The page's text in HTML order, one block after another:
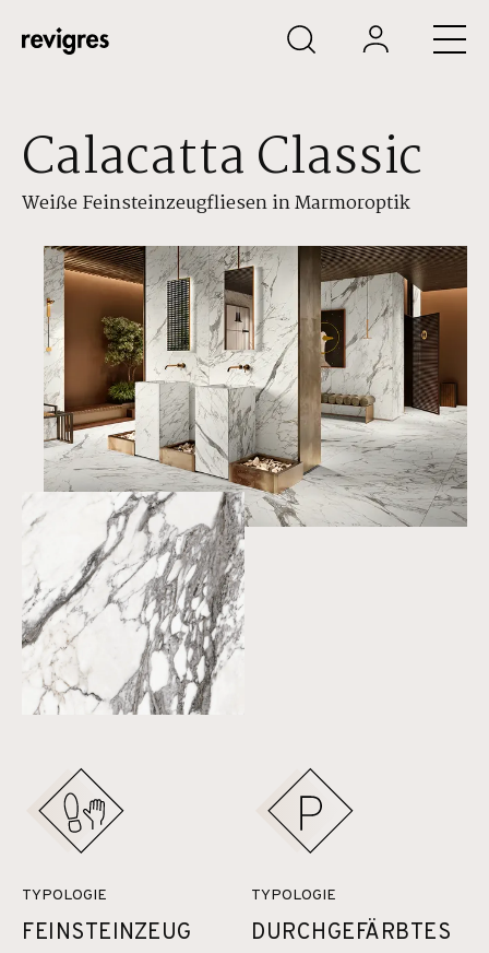
Zum Hauptinhalt springen
Calacatta Classic
Weiße Feinsteinzeugfliesen in Marmoroptik
TYPOLOGIE
FEINSTEINZEUG
TYPOLOGIE
DURCHGEFÄRBTES